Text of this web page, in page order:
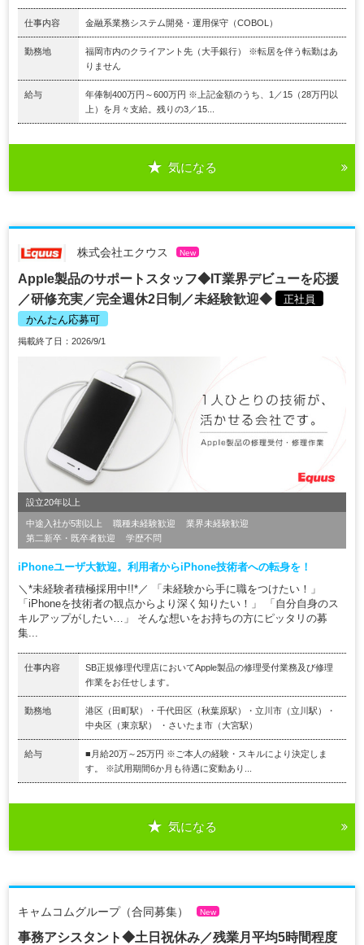
仕事内容 金融系業務システム開発・運用保守（COBOL）
勤務地
福岡市内のクライアント先（大手銀行） ※転居を伴う転勤はあ
りません
給与
年俸制400万円～600万円 ※上記金額のうち、1／15（28万円以
上）を月々支給。残りの3／15...
気になる
株式会社エクウス New
Apple製品のサポートスタッフ◆IT業界デビューを応援
／研修充実／完全週休2日制／未経験歓迎◆
正社員
かんたん応募可
掲載終了日：2026/9/1
設立20年以上
中途入社が5割以上 職種未経験歓迎
業界未経験歓迎
第二新卒・既卒者歓迎
学歴不問
iPhoneユーザ大歓迎。利用者からiPhone技術者への転身を！
＼*未経験者積極採用中!!*／ 「未経験から手に職をつけたい！」
「iPhoneを技術者の観点からより深く知りたい！」 「自分自身のス
キルアップがしたい…」 そんな想いをお持ちの方にピッタリの募
集...
仕事内容
SB正規修理代理店においてApple製品の修理受付業務及び修理
作業をお任せします。
勤務地
港区（田町駅）・千代田区（秋葉原駅）・立川市（立川駅）・
中央区（東京駅） ・さいたま市（大宮駅）
給与
■月給20万～25万円 ※ご本人の経験・スキルにより決定しま
す。 ※試用期間6か月も待遇に変動あり...
気になる
キャムコムグループ（合同募集） New
事務アシスタント◆土日祝休み／残業月平均5時間程度